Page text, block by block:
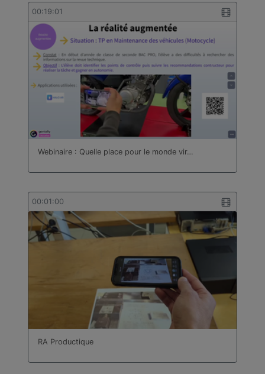
00:19:01
Webinaire : Quelle place pour le monde vir…
00:01:00
RA Productique
bâtiment
Technologie
Travail des métaux en feuilles
Turc